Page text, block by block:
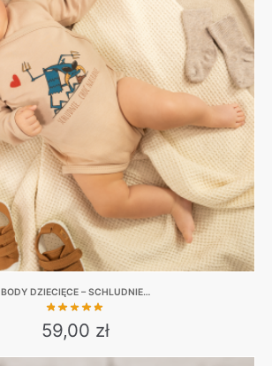
BODY DZIECIĘCE – SCHLUDNIE…
59,00 zł
This